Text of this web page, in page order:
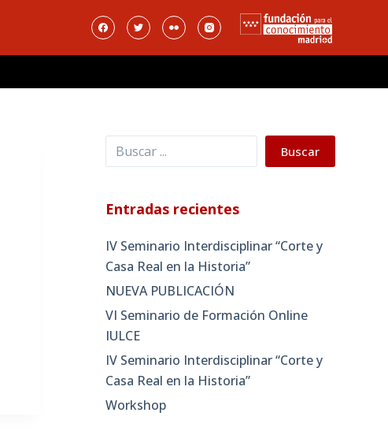
Buscar Buscar
Entradas recientes
IV Seminario Interdisciplinar “Corte y
Casa Real en la Historia”
NUEVA PUBLICACIÓN
VI Seminario de Formación Online
IULCE
IV Seminario Interdisciplinar “Corte y
Casa Real en la Historia”
Workshop